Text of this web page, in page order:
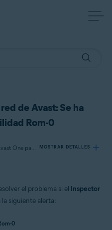
de Avast: Se ha
Rom-0
Se aplica a Avast One para Windows, Avast One para Mac, Avast Premium Security para Windows, Avast Free Antivirus para Windows, Avast Premium Security para Mac, Avast Security para Mac MOSTRAR DETALLES
el problema si el Inspector
siguiente alerta:
0